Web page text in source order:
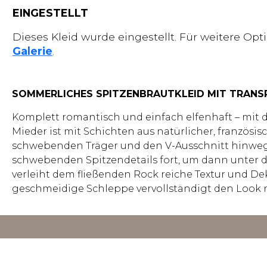
EINGESTELLT
Dieses Kleid wurde eingestellt. Für weitere
Galerie
SOMMERLICHES SPITZENBRAUTKLEID MIT
Komplett romantisch und einfach elfenhaft – mit
Mieder ist mit Schichten aus natürlicher,
schwebenden Träger und den V-Ausschnitt
schwebenden Spitzendetails fort, um dann unter
verleiht dem fließenden Rock reiche Textur und
geschmeidige Schleppe vervollständigt den Look